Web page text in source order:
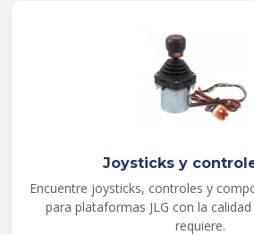
Joysticks y
Encuentre joysticks, controles y
para plataformas JLG con la
requiere.